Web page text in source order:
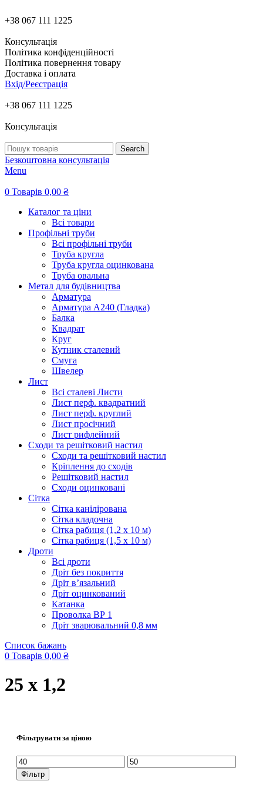
+38 067 111 1225
Консультація
Політика конфіденційності
Політика повернення товару
Доставка і оплата
Вхід/Реєстрація
+38 067 111 1225
Консультація
Search
Безкоштовна консультація
Menu
0 Товарів 0,00 ₴
Каталог та ціни
Всі товари
Профільні труби
Всі профільні труби
Труба кругла
Труба кругла оцинкована
Труба овальна
Метал для будівництва
Арматура
Арматура А240 (Гладка)
Балка
Квадрат
Круг
Кутник сталевий
Смуга
Швелер
Лист
Всі сталеві Листи
Лист перф. квадратний
Лист перф. круглий
Лист просічний
Лист рифлейний
Сходи та решітковий настил
Сходи та решітковий настил
Кріплення до сходів
Решітковий настил
Сходи оцинковані
Сітка
Сітка канілірована
Сітка кладочна
Сітка рабиця (1,2 x 10 м)
Сітка рабиця (1,5 x 10 м)
Дроти
Всі дроти
Дріт без покриття
Дріт в’язальний
Дріт оцинкований
Катанка
Проволка ВР 1
Дріт зварювальний 0,8 мм
Список бажань
0 Товарів 0,00 ₴
25 x 1,2
Фільтрувати за ціною
Мінімальна
ціна
Найбільша
ціна
Фільтр